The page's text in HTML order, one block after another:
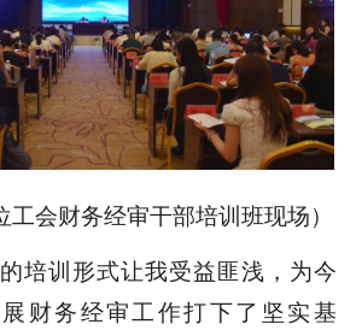
工会财务经审干部培训班现场）
培训形式让我受益匪浅，为今
财务经审工作打下了坚实基